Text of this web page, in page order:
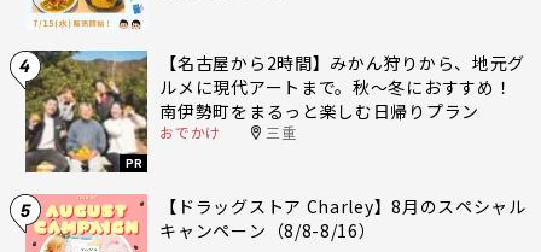
4
PR
【名古屋から2時間】みかん狩りから、地元グ
ルメに現代アートまで。秋〜冬におすすめ！
南伊勢町をまるっと楽しむ日帰りプラン
おでかけ 三重
5
【ドラッグストア Charley】8月のスペシャル
キャンペーン（8/8-8/16）